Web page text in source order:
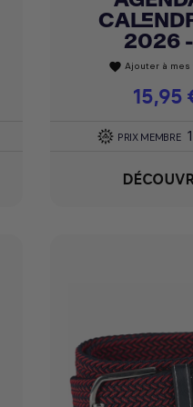
2026
favorite Ajouter à mes
Prix
15,95
PRIX MEMBRE